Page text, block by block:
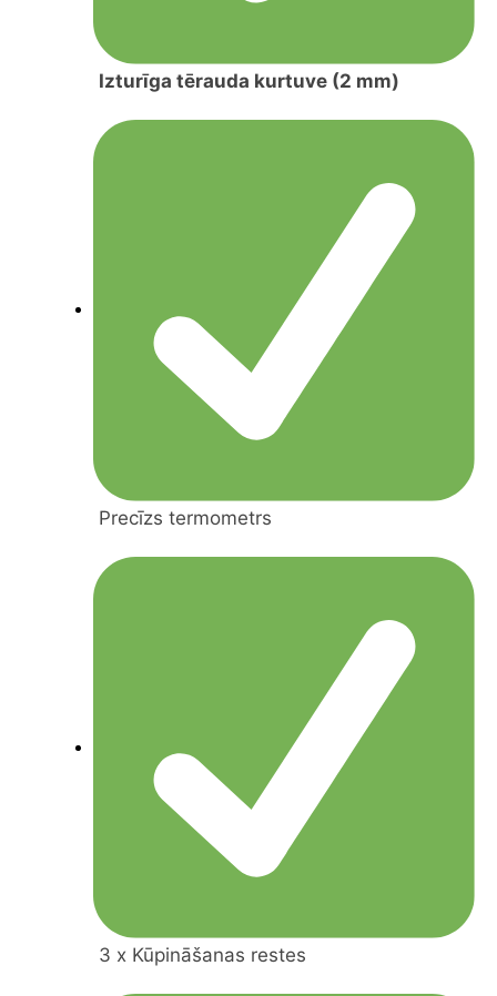
Izturīga tērauda kurtuve (2 mm)
Precīzs termometrs
3 x Kūpināšanas restes